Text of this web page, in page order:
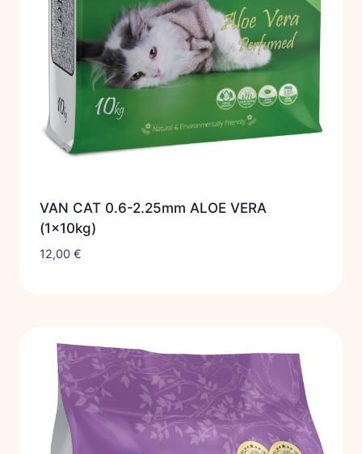
VAN CAT 0.6-2.25mm ALOE VERA
(1x10kg)
12,00 €